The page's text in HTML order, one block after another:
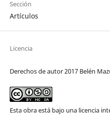
Sección
Artículos
Licencia
Derechos de autor 2017 Belén
Esta obra está bajo una licencia